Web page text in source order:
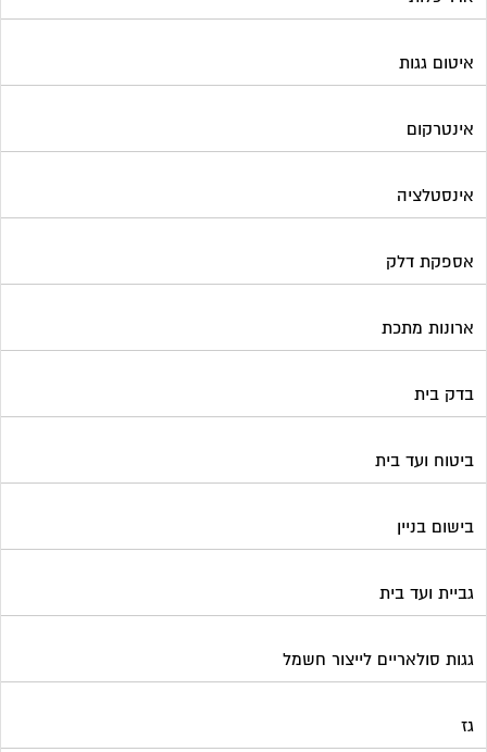
איטום גגות
אינטרקום
אינסטלציה
אספקת דלק
ארונות מתכת
בדק בית
ביטוח ועד בית
בישום בניין
גביית ועד בית
גגות סולאריים לייצור חשמל
גז